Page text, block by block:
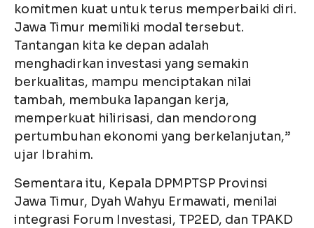
komitmen kuat untuk terus memperbaiki diri.
Jawa Timur memiliki modal tersebut.
Tantangan kita ke depan adalah
menghadirkan investasi yang semakin
berkualitas, mampu menciptakan nilai
tambah, membuka lapangan kerja,
memperkuat hilirisasi, dan mendorong
pertumbuhan ekonomi yang berkelanjutan,”
ujar Ibrahim.
Sementara itu, Kepala DPMPTSP Provinsi
Jawa Timur, Dyah Wahyu Ermawati, menilai
integrasi Forum Investasi, TP2ED, dan TPAKD